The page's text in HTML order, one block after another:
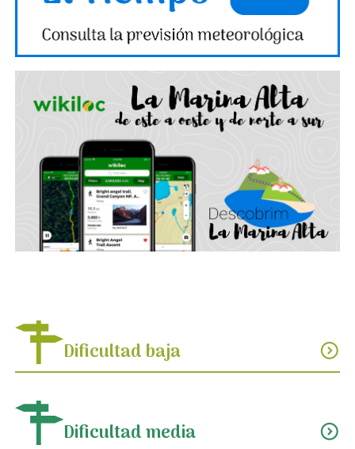
Dificultad baja expand_circle_down
Dificultad media expand_circle_down